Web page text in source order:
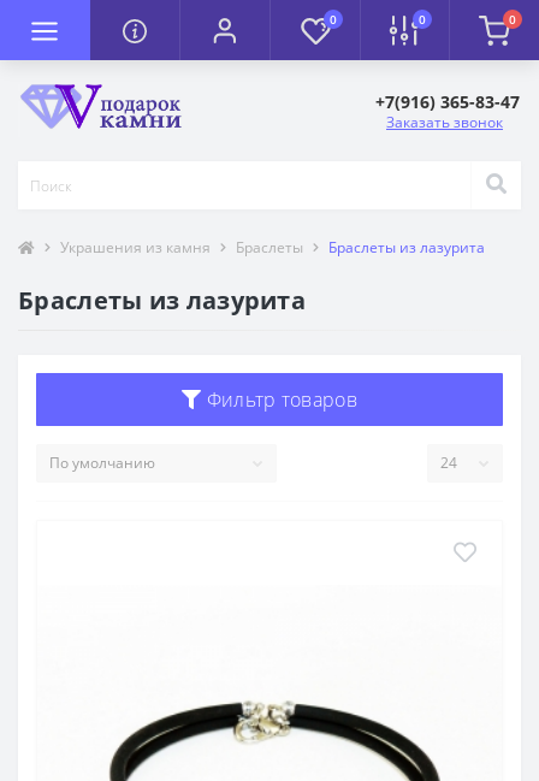
0 0 0
+7(916) 365-83-47
Заказать звонок
Украшения из камня Браслеты Браслеты из лазурита
Браслеты из лазурита
Фильтр товаров